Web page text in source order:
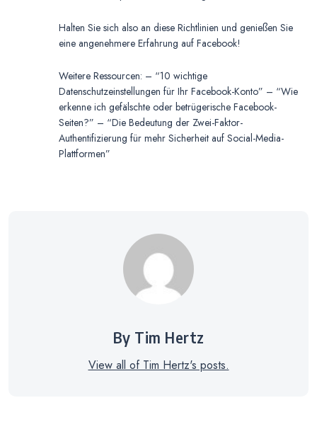
Halten Sie sich also an diese Richtlinien und genießen Sie
eine angenehmere Erfahrung auf Facebook!
Weitere Ressourcen: – “10 wichtige
Datenschutzeinstellungen für Ihr Facebook-Konto” – “Wie
erkenne ich gefälschte oder betrügerische Facebook-
Seiten?” – “Die Bedeutung der Zwei-Faktor-
Authentifizierung für mehr Sicherheit auf Social-Media-
Plattformen”
By Tim Hertz
View all of Tim Hertz's posts.